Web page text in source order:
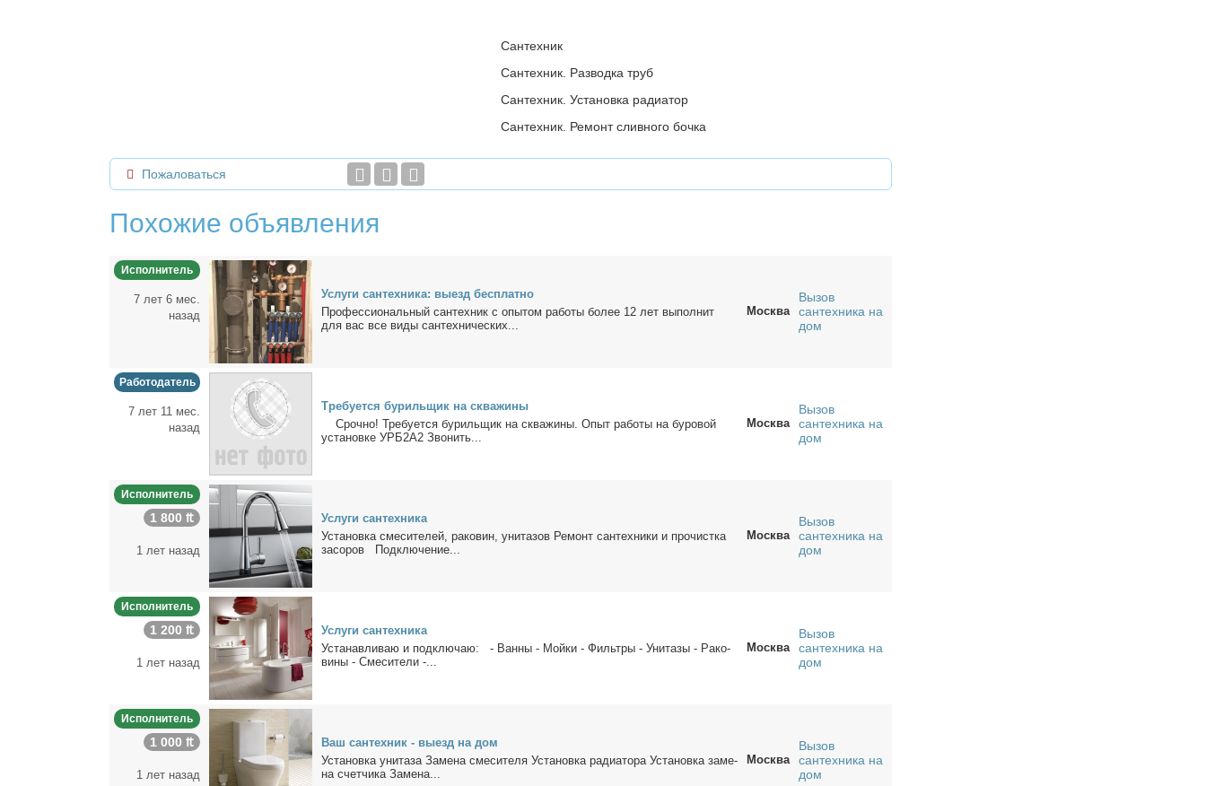
Сантехник
Сантехник. Разводка труб
Сантехник. Установка радиатор
Сантехник. Ремонт сливного бочка
Пожаловаться
Похожие объявления
Исполнитель
7 лет 6 мес.
назад
Услу­ги сан­тех­ни­ка: вы­езд бес­плат­но
Про­фес­сио­наль­ный сан­тех­ник с опы­том ра­бо­ты бо­лее 12 лет вы­пол­нит
для вас все ви­ды сан­тех­ни­че­ских...
Москва
Вызов
сантехника на
дом
Работодатель
7 лет 11 мес.
назад
Тре­бу­ет­ся бу­риль­щик на сква­жи­ны
Сроч­но! Тре­бу­ет­ся бу­риль­щик на сква­жи­ны. Опыт ра­бо­ты на бу­ро­вой
уста­нов­ке УРБ2А2 Зво­нить...
Москва
Вызов
сантехника на
дом
Исполнитель
1 800 ₶
1 лет назад
Услу­ги сан­тех­ни­ка
Уста­нов­ка сме­си­те­лей, ра­ко­вин, уни­та­зов Ре­монт сан­тех­ни­ки и про­чист­ка
за­со­ров Под­клю­че­ние...
Москва
Вызов
сантехника на
дом
Исполнитель
1 200 ₶
1 лет назад
Услу­ги сан­тех­ни­ка
Уста­нав­ли­ваю и под­клю­чаю: - Ван­ны - Мой­ки - Филь­тры - Уни­та­зы - Ра­ко­
ви­ны - Сме­си­те­ли -...
Москва
Вызов
сантехника на
дом
Исполнитель
1 000 ₶
1 лет назад
Ваш сан­тех­ник - вы­езд на дом
Уста­нов­ка уни­та­за За­ме­на сме­си­те­ля Уста­нов­ка ра­ди­а­то­ра Уста­нов­ка за­ме­
на счет­чи­ка За­ме­на...
Москва
Вызов
сантехника на
дом